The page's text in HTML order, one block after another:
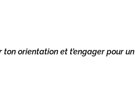
ton orientation et t’engager pour un